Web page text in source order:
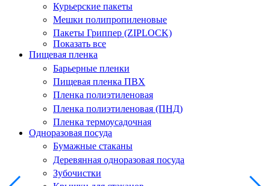
Курьерские пакеты
Мешки полипропиленовые
Пакеты Гриппер (ZIPLOCK)
Показать все
Пищевая пленка
Барьерные пленки
Пищевая пленка ПВХ
Пленка полиэтиленовая
Пленка полиэтиленовая (ПНД)
Пленка термоусадочная
Одноразовая посуда
Бумажные стаканы
Деревянная одноразовая посуда
Зубочистки